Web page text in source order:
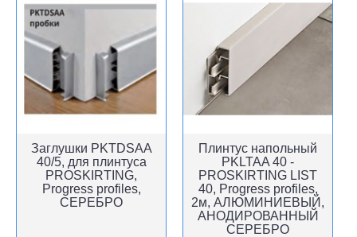
Заглушки PKTDSAA
40/5, для плинтуса
PROSKIRTING,
Progress profiles,
СЕРЕБРО
Плинтус напольный
PKLTAA 40 -
PROSKIRTING LIST
40, Progress profiles,
2м, АЛЮМИНИЕВЫЙ,
АНОДИРОВАННЫЙ
СЕРЕБРО